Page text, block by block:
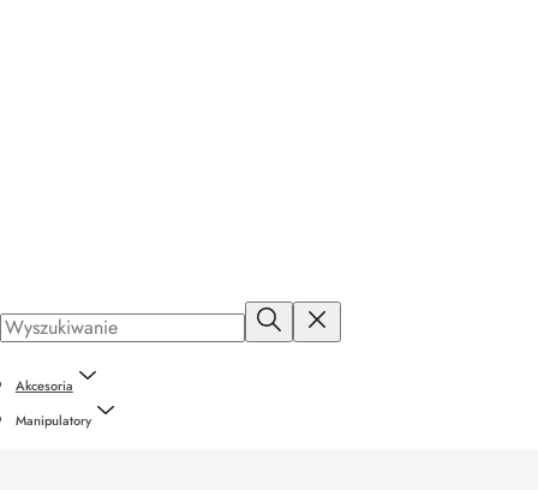
Akcesoria
Manipulatory